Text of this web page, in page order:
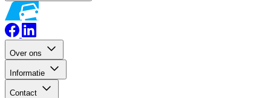
Over ons
Informatie
Contact